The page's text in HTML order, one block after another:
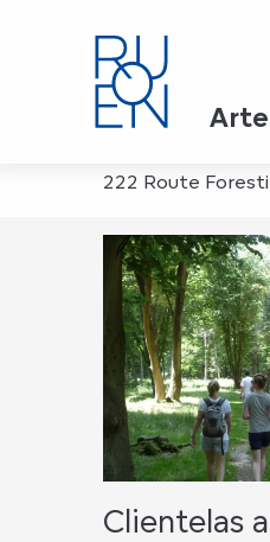
Parc
222 Route
Clientelas